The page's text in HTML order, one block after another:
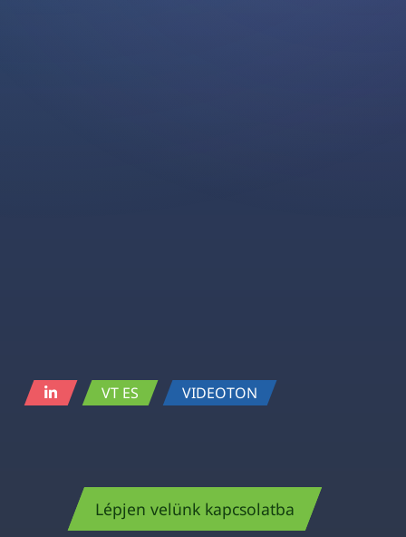
VT ES VIDEOTON
Lépjen velünk kapcsolatba